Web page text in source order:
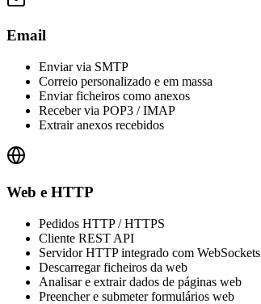
Email
Enviar via SMTP
Correio personalizado e em massa
Enviar ficheiros como anexos
Receber via POP3 / IMAP
Extrair anexos recebidos
Web e HTTP
Pedidos HTTP / HTTPS
Cliente REST API
Servidor HTTP integrado com WebSockets
Descarregar ficheiros da web
Analisar e extrair dados de páginas web
Preencher e submeter formulários web